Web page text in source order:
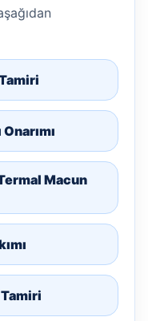
Macun